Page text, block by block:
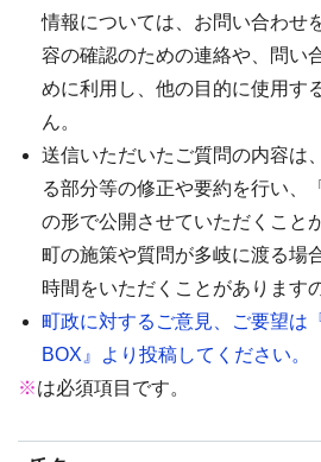
情報については、お問い合わせ
容の確認のための連絡や、問い
めに利用し、他の目的に使用す
ん。
送信いただいたご質問の内容は
る部分等の修正や要約を行い、
の形で公開させていただくこと
町の施策や質問が多岐に渡る場
時間をいただくことがあります
町政に対するご意見、ご要望は
BOX』より投稿してください。
※は必須項目です。